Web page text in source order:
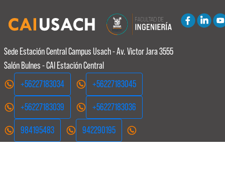
Sede Estación CentralCampus Usach - Av. Victor Jara 3555
Salón Bulnes - CAI Estación Central
+56227183034
+56227183045
+56227183039 +56227183036
984195483 942290195